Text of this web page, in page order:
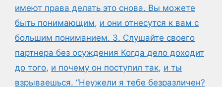
имеют права делать это снова. Вы можете
быть понимающим, и они отнесутся к вам с
большим пониманием. 3. Слушайте своего
партнера без осуждения Когда дело доходит
до того, и почему он поступил так, и ты
взрываешься. “Неужели я тебе безразличен?